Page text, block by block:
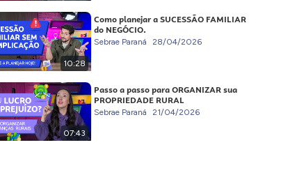
10:28
Como planejar a SUCESSÃO FAMILIAR
do NEGÓCIO.
Sebrae Paraná 28/04/2026
07:43
Passo a passo para ORGANIZAR sua
PROPRIEDADE RURAL
Sebrae Paraná 21/04/2026